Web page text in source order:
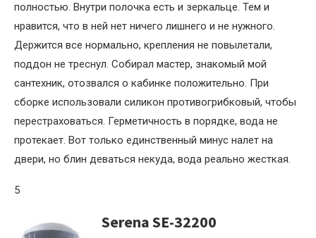
полностью. Внутри полочка есть и зеркальце. Тем и
нравится, что в ней нет ничего лишнего и не нужного.
Держится все нормально, крепления не повылетали,
поддон не треснул. Собирал мастер, знакомый мой
сантехник, отозвался о кабинке положительно. При
сборке использовали силикон противогрибковый, чтобы
перестраховаться. Герметичность в порядке, вода не
протекает. Вот только единственный минус налет на
двери, но блин деваться некуда, вода реально жесткая.
5
Serena SE-32200